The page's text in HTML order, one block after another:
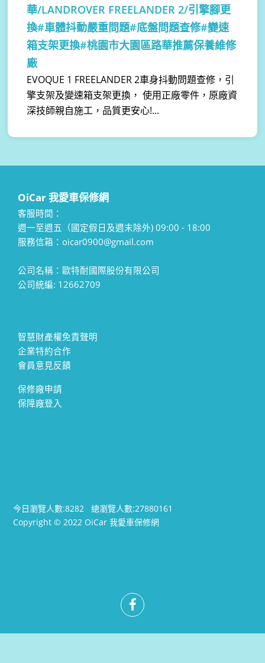
華/LANDROVER FREELANDER 2/引擎腳更
換#車體抖動嚴重問題#底盤問題查修#變速
箱支架更換#桃園市大園區路華推薦保養維修
廠
EVOQUE 1 FREELANDER 2車身抖動問題查修，引
擎支架及變速箱支架更換， 使用正廠零件，原廠資
深技師親自施工，品質更安心!...
OiCar 我愛車保修網
客服時間：
週一至週五（國定假日及週末除外) 09:00 - 18:00
服務信箱：oicar0900@gmail.com
公司名稱：歐特耐國際股份有限公司
公司統編: 12662709
智慧財產權免責聲明
企業特約合作
會員意見反饋
保修廠申請
保障廠登入
今日瀏覽人數:8282總瀏覽人數:27880161
Copyright © 2022 OiCar 我愛車保修網